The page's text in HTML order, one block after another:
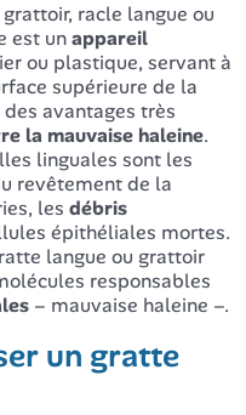
racle langue ou
est unappareil
ou plastique, servant à
supérieure de la
avantages très
la mauvaise haleine.
linguales sont les
revêtement de la
les débris
épithéliales mortes.
langue ou grattoir
responsables
– mauvaise haleine –.
un gratte